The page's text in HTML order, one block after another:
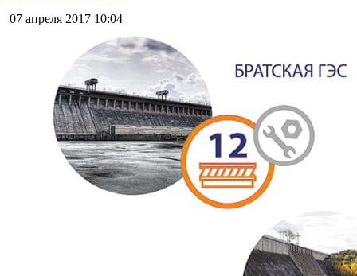
07 апреля 2017 10:04